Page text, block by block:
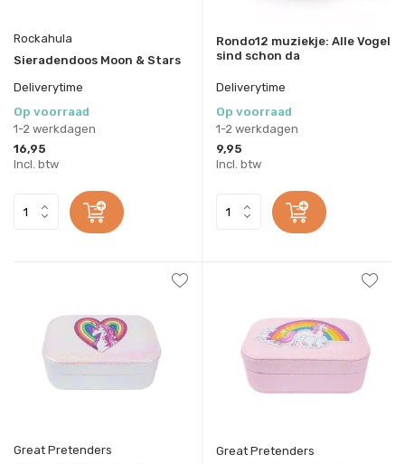
Rockahula
Sieradendoos Moon & Stars
Deliverytime
Op voorraad
1-2 werkdagen
16,95
Incl. btw
Rondo12 muziekje: Alle Vogel
sind schon da
Deliverytime
Op voorraad
1-2 werkdagen
9,95
Incl. btw
Great Pretenders
Great Pretenders